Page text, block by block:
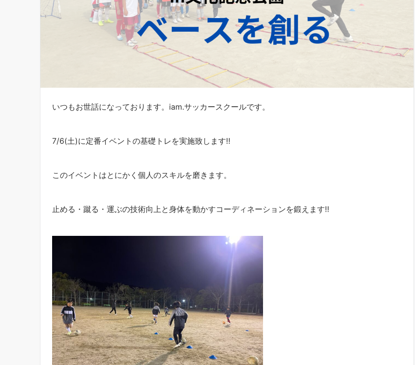
いつもお世話になっております。iam.サッカースクールです。
7/6(土)に定番イベントの基礎トレを実施致します‼︎
このイベントはとにかく個人のスキルを磨きます。
止める・蹴る・運ぶの技術向上と身体を動かすコーディネーションを鍛えます‼︎